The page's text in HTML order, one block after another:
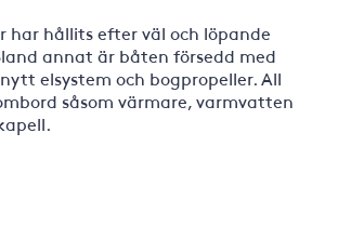
har hållits efter väl och löpande
annat är båten försedd med
elsystem och bogpropeller. All
såsom värmare, varmvatten